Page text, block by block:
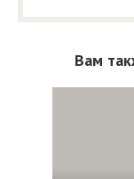
Вам